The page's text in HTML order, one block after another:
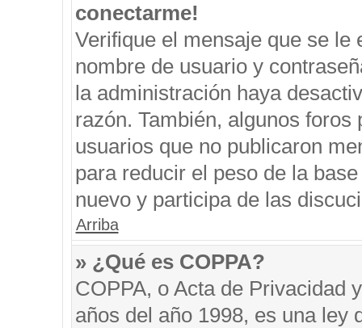
conectarme!
Verifique el mensaje que se
nombre de usuario y
la administración haya
razón. También, algunos
usuarios que no publicaron
para reducir el peso de la
nuevo y participa de las
Arriba
» ¿Qué es COPPA?
COPPA, o Acta de Privacidad
años del año 1998, es una ley